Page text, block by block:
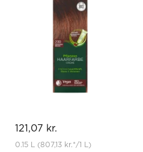
121,07 kr.
0.15 L (807,13 kr.*/1 L)